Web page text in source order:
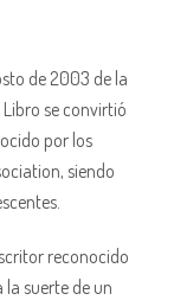
de 2003 de la
Libro se convirtió
por los
siendo
reconocido
suerte de un